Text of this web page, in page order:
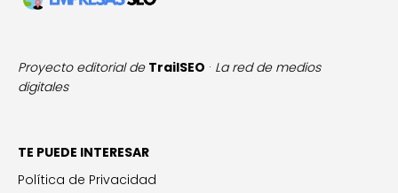
Proyecto editorial de TrailSEO · La red de medios
digitales
TE PUEDE INTERESAR
Política de Privacidad